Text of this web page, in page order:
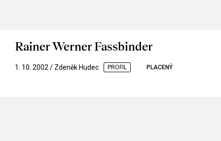
Rainer Werner Fassbinder
1. 10. 2002 / Zdeněk Hudec PROFIL PLACENÝ